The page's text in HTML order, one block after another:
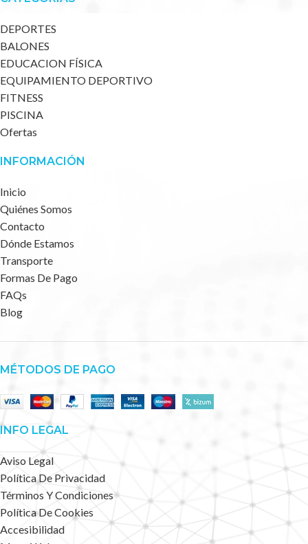
DEPORTES
BALONES
EDUCACION FÍSICA
EQUIPAMIENTO DEPORTIVO
FITNESS
PISCINA
Ofertas
INFORMACIÓN
Inicio
Quiénes Somos
Contacto
Dónde Estamos
Transporte
Formas De Pago
FAQs
Blog
MÉTODOS DE PAGO
INFO LEGAL
Aviso Legal
Política De Privacidad
Términos Y Condiciones
Política De Cookies
Accesibilidad